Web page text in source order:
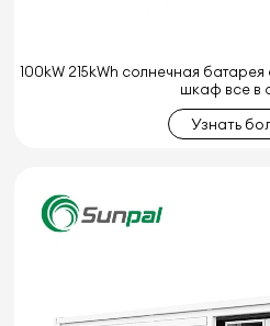
100kW 215kWh солнечная
шкаф все в
Узнать